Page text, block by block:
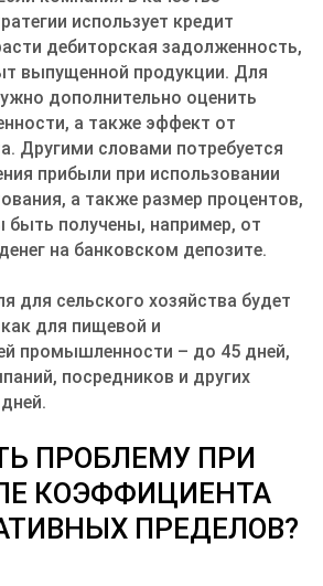
использует кредит
дебиторская задолженность,
выпущенной продукции. Для
дополнительно оценить
а также эффект от
Другими словами потребуется
прибыли при использовании
а также размер процентов,
получены, например, от
на банковском депозите.
для сельского хозяйства будет
для пищевой и
промышленности – до 45 дней,
посредников и других
ПРОБЛЕМУ ПРИ
КОЭФФИЦИЕНТА
ПРЕДЕЛОВ?